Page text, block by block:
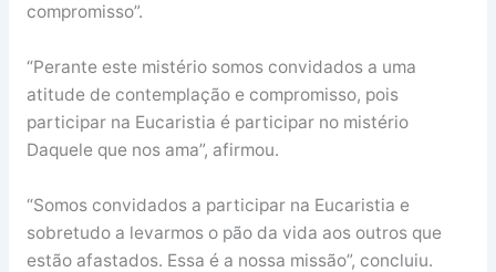
compromisso”.
“Perante este mistério somos convidados a uma
atitude de contemplação e compromisso, pois
participar na Eucaristia é participar no mistério
Daquele que nos ama”, afirmou.
“Somos convidados a participar na Eucaristia e
sobretudo a levarmos o pão da vida aos outros que
estão afastados. Essa é a nossa missão”, concluiu.